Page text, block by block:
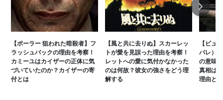
【ポーラー 狙われた暗殺者】フ
ラッシュバックの理由を考察！
カミーユはカイザーの正体に気
づいていたのか？カイザーの寄
付とは
【風と共に去りぬ】スカーレッ
トが愛を見誤った理由を考察！
レットへの愛に気付かなかった
のは何故？彼女の強さをどう理
解する
【ビュ
バレ）
の意味
真相は
理由とは
Next